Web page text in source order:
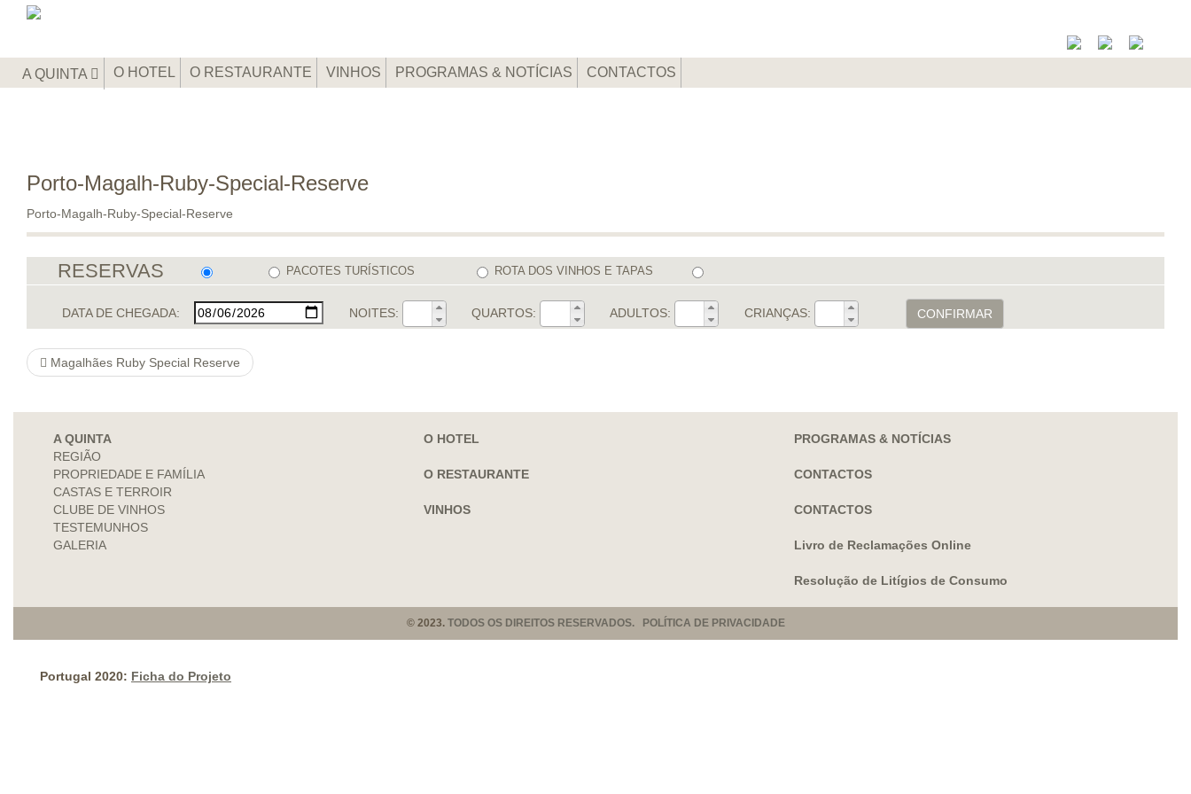
A QUINTA O HOTEL O RESTAURANTE VINHOS PROGRAMAS & NOTÍCIAS CONTACTOS
Porto-Magalh-Ruby-Special-Reserve
Porto-Magalh-Ruby-Special-Reserve
RESERVAS PACOTES TURÍSTICOS ROTA DOS VINHOS E TAPAS
DATA DE CHEGADA: NOITES: QUARTOS: ADULTOS: CRIANÇAS: CONFIRMAR
Magalhães Ruby Special Reserve
A QUINTA
REGIÃO
PROPRIEDADE E FAMÍLIA
CASTAS E TERROIR
CLUBE DE VINHOS
TESTEMUNHOS
GALERIA
O HOTEL
O RESTAURANTE
VINHOS
PROGRAMAS & NOTÍCIAS
CONTACTOS
CONTACTOS
Livro de Reclamações Online
Resolução de Litígios de Consumo
© 2023. TODOS OS DIREITOS RESERVADOS. POLÍTICA DE PRIVACIDADE
Portugal 2020: Ficha do Projeto